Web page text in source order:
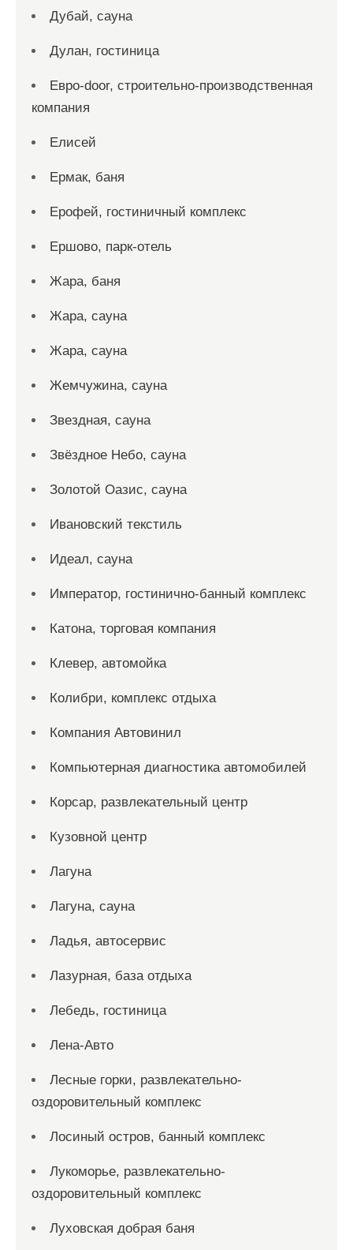
Дубай, сауна
Дулан, гостиница
Евро-door, строительно-производственная
компания
Елисей
Ермак, баня
Ерофей, гостиничный комплекс
Ершово, парк-отель
Жара, баня
Жара, сауна
Жара, сауна
Жемчужина, сауна
Звездная, сауна
Звёздное Небо, сауна
Золотой Оазис, сауна
Ивановский текстиль
Идеал, сауна
Император, гостинично-банный комплекс
Катона, торговая компания
Клевер, автомойка
Колибри, комплекс отдыха
Компания Автовинил
Компьютерная диагностика автомобилей
Корсар, развлекательный центр
Кузовной центр
Лагуна
Лагуна, сауна
Ладья, автосервис
Лазурная, база отдыха
Лебедь, гостиница
Лена-Авто
Лесные горки, развлекательно-
оздоровительный комплекс
Лосиный остров, банный комплекс
Лукоморье, развлекательно-
оздоровительный комплекс
Луховская добрая баня